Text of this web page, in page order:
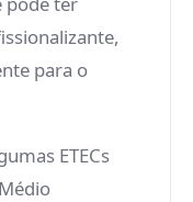
para o
ETECs